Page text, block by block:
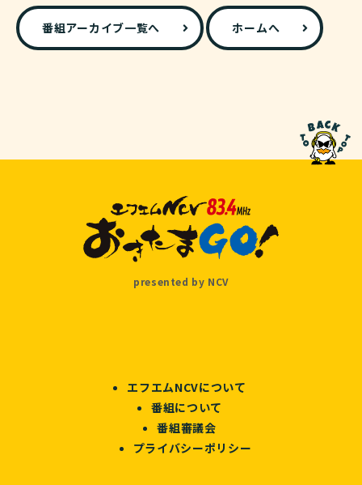
番組アーカイブ一覧へ ホームへ
presented by NCV
エフエムNCVについて
番組について
番組審議会
プライバシーポリシー